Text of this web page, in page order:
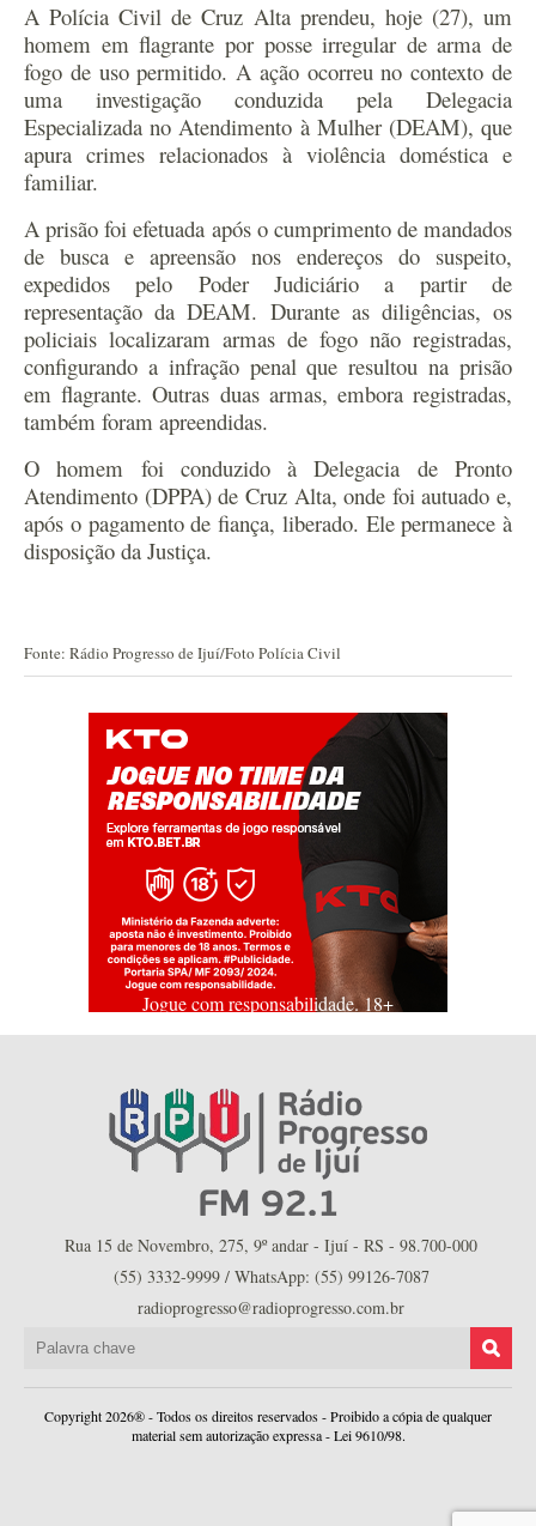
A Polícia Civil de Cruz Alta prendeu, hoje (27), um
homem em flagrante por posse irregular de arma de
fogo de uso permitido. A ação ocorreu no contexto de
uma investigação conduzida pela Delegacia
Especializada no Atendimento à Mulher (DEAM), que
apura crimes relacionados à violência doméstica e
familiar.
A prisão foi efetuada após o cumprimento de mandados
de busca e apreensão nos endereços do suspeito,
expedidos pelo Poder Judiciário a partir de
representação da DEAM. Durante as diligências, os
policiais localizaram armas de fogo não registradas,
configurando a infração penal que resultou na prisão
em flagrante. Outras duas armas, embora registradas,
também foram apreendidas.
O homem foi conduzido à Delegacia de Pronto
Atendimento (DPPA) de Cruz Alta, onde foi autuado e,
após o pagamento de fiança, liberado. Ele permanece à
disposição da Justiça.
Fonte: Rádio Progresso de Ijuí/Foto Polícia Civil
Jogue com responsabilidade. 18+
Rua 15 de Novembro, 275, 9º andar - Ijuí - RS - 98.700-000
(55) 3332-9999 / WhatsApp: (55) 99126-7087
radioprogresso@radioprogresso.com.br
Copyright 2026® - Todos os direitos reservados - Proibido a cópia de qualquer
material sem autorização expressa - Lei 9610/98.